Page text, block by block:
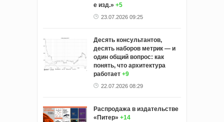
е изд.» +5
23.07.2026 09:25
Десять консультантов,
десять наборов метрик — и
один общий вопрос: как
понять, что архитектура
работает +9
22.07.2026 08:29
Распродажа в издательстве
«Питер» +14